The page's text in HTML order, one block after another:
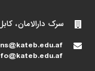
سرک دارالامان،